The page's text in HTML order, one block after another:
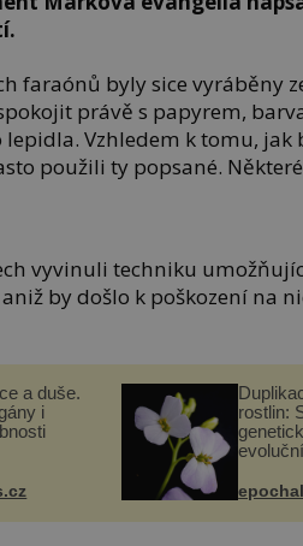
faraónů byly sice vyráběny
právě s papyrem,
Vzhledem k tomu, jak
použili ty popsané.
vyvinuli techniku
by došlo k poškození na
a duše.
i
rostlin: